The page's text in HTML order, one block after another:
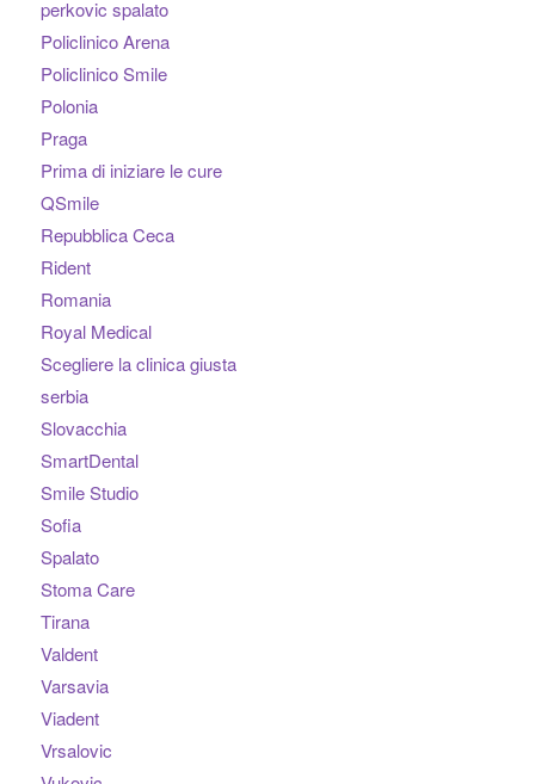
perkovic spalato
Policlinico Arena
Policlinico Smile
Polonia
Praga
Prima di iniziare le cure
QSmile
Repubblica Ceca
Rident
Romania
Royal Medical
Scegliere la clinica giusta
serbia
Slovacchia
SmartDental
Smile Studio
Sofia
Spalato
Stoma Care
Tirana
Valdent
Varsavia
Viadent
Vrsalovic